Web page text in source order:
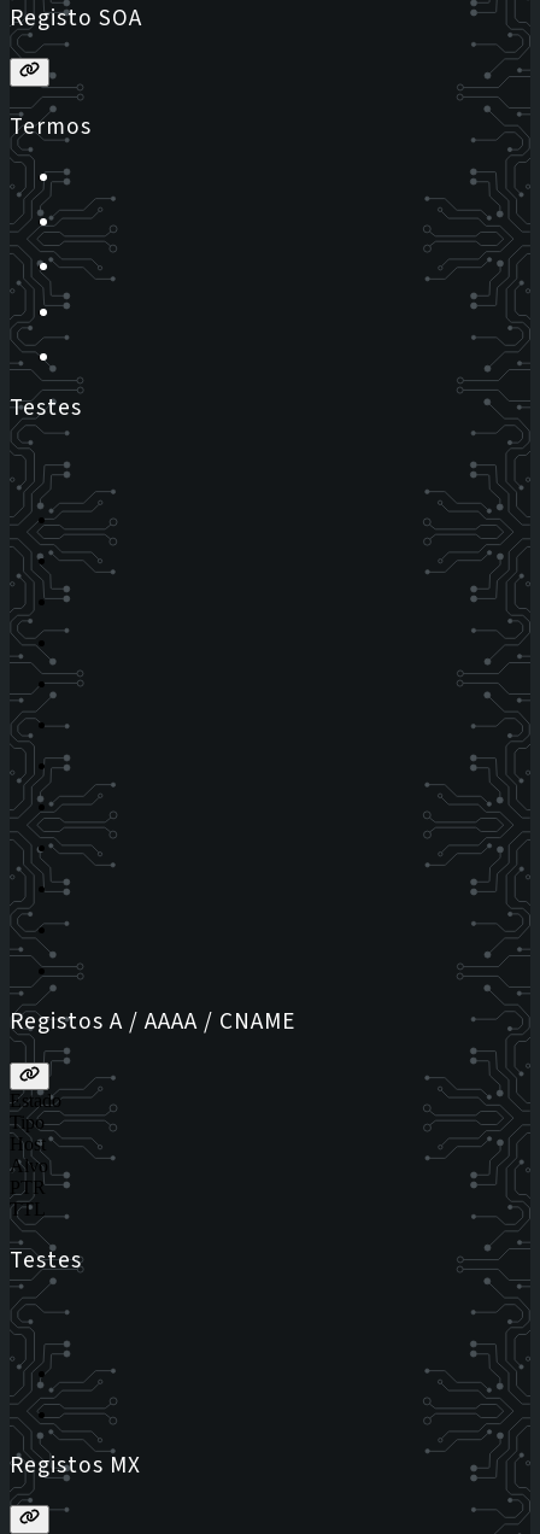
Registo SOA
Termos
Testes
Registos A / AAAA / CNAME
Estado
Tipo
Host
Alvo
PTR
TTL
Testes
Registos MX